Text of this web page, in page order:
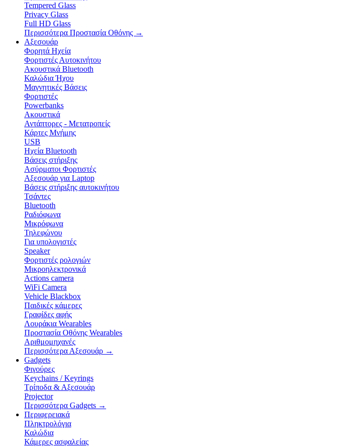
Tempered Glass
Privacy Glass
Full HD Glass
Περισσότερα Προστασία Οθόνης →
Αξεσουάρ
Φορητά Ηχεία
Φορτιστές Αυτοκινήτου
Ακουστικά Bluetooth
Καλώδια Ήχου
Μαγνητικές Βάσεις
Φορτιστές
Powerbanks
Ακουστικά
Αντάπτορες - Μετατροπείς
Κάρτες Μνήμης
USB
Ηχεία Bluetooth
Βάσεις στήριξης
Ασύρματοι Φορτιστές
Αξεσουάρ για Laptop
Βάσεις στήριξης αυτοκινήτου
Τσάντες
Bluetooth
Ραδιόφωνα
Μικρόφωνα
Τηλεφώνου
Για υπολογιστές
Speaker
Φορτιστές ρολογιών
Μικροηλεκτρονικά
Actions camera
WiFi Camera
Vehicle Blackbox
Παιδικές κάμερες
Γραφίδες αφής
Λουράκια Wearables
Προστασία Οθόνης Wearables
Αριθμομηχανές
Περισσότερα Αξεσουάρ →
Gadgets
Φιγούρες
Keychains / Keyrings
Τρίποδα & Αξεσουάρ
Projector
Περισσότερα Gadgets →
Περιφερειακά
Πληκτρολόγια
Καλώδια
Κάμερες ασφαλείας